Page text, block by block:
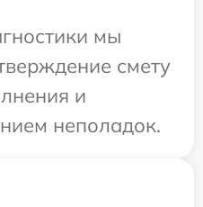
мы
смету
и
неполадок.